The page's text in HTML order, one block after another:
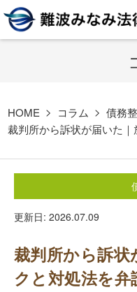
HOME コラム
債務
裁判所から訴状が届いた
更新日: 2026.07.09
裁判所から訴状
クと対処法を